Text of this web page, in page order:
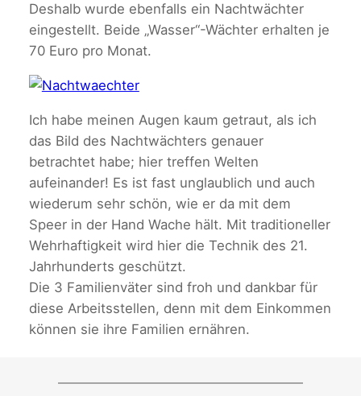
Deshalb wurde ebenfalls ein Nachtwächter
eingestellt. Beide „Wasser“-Wächter erhalten je
70 Euro pro Monat.
Ich habe meinen Augen kaum getraut, als ich
das Bild des Nachtwächters genauer
betrachtet habe; hier treffen Welten
aufeinander! Es ist fast unglaublich und auch
wiederum sehr schön, wie er da mit dem
Speer in der Hand Wache hält. Mit traditioneller
Wehrhaftigkeit wird hier die Technik des 21.
Jahrhunderts geschützt.
Die 3 Familienväter sind froh und dankbar für
diese Arbeitsstellen, denn mit dem Einkommen
können sie ihre Familien ernähren.